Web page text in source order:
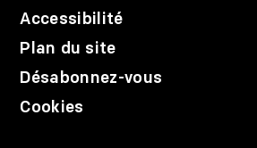
Accessibilité
Plan du site
Désabonnez-vous
Cookies